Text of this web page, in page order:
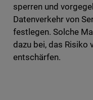
sperren und
Datenverkehr von
festlegen. Solche
dazu bei, das Risiko
entschärfen.